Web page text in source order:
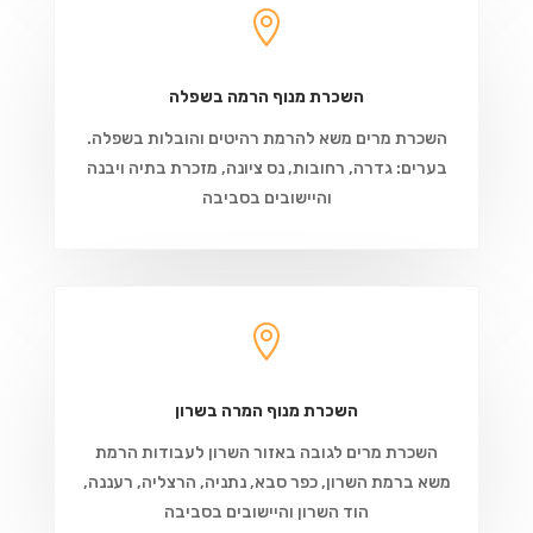

השכרת מנוף הרמה בשפלה
השכרת מרים משא להרמת רהיטים והובלות בשפלה.
בערים: גדרה, רחובות, נס ציונה, מזכרת בתיה ויבנה
והיישובים בסביבה

השכרת מנוף המרה בשרון
השכרת מרים לגובה באזור השרון לעבודות הרמת
משא ברמת השרון, כפר סבא, נתניה, הרצליה, רעננה,
הוד השרון והיישובים בסביבה